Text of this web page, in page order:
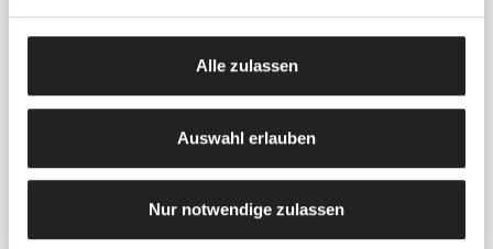
Alle zulassen
Auswahl erlauben
Nur notwendige zulassen
Farben, Lacke & Beschichtungen
Spachtelmassen & Putze
Bodenbeschichtungen
Betoninstandsetzung